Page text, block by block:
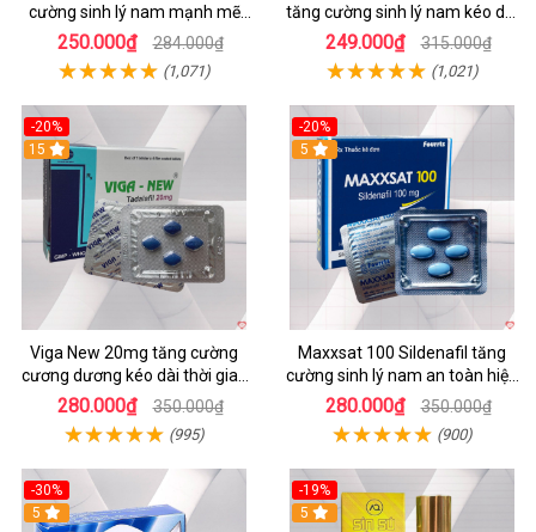
cường sinh lý nam mạnh mẽ
chống xuất tinh sớm
250.000₫ 284.000₫
(1,071)
tăng cường sinh lý nam kéo dài
thời gian chất lượng
249.000₫ 315.000₫
(1,021)
-20%
15
Viga New 20mg tăng cường
cương dương kéo dài thời gian
quan hệ hộp 4 viên
280.000₫ 350.000₫
(995)
-20%
5
Maxxsat 100 Sildenafil tăng
cường sinh lý nam an toàn hiệu
quả
280.000₫ 350.000₫
(900)
-30%
5
-19%
5